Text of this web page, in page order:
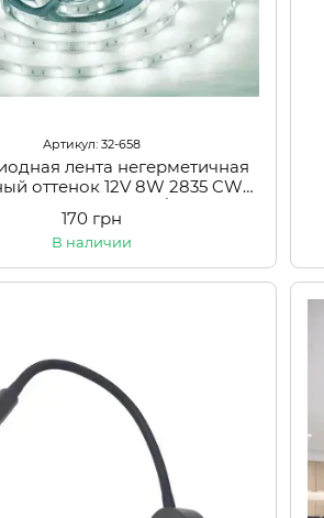
Артикул: 32-658
лента негерметичная
оттенок 12V 8W 2835 CW
IP20 1m (BY-030/120)
170 грн
В наличии